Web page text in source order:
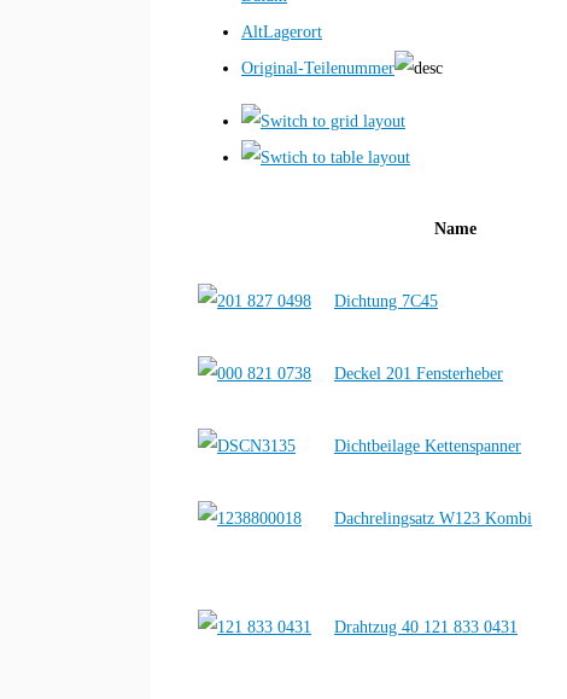
AltLagerort
Original-Teilenummer
Name
Dichtung 7C45
Deckel 201 Fensterheber
Dichtbeilage Kettenspanner
Dachrelingsatz W123 Kombi
Drahtzug 40 121 833 0431